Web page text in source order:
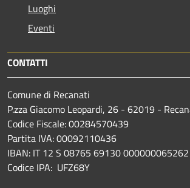
Luoghi
Eventi
CONTATTI
Comune di Recanati
P.zza Giacomo Leopardi, 26 - 62019 -
Codice Fiscale: 00284570439
Partita IVA: 00092110436
IBAN: IT 12 S 08765 69130 000000065262
Codice IPA: UFZ68Y